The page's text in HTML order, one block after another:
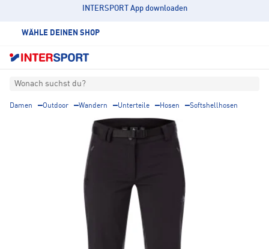
INTERSPORT App downloaden
WÄHLE DEINEN SHOP
Wonach suchst du?
Damen Outdoor Wandern Unterteile Hosen Softshellhosen